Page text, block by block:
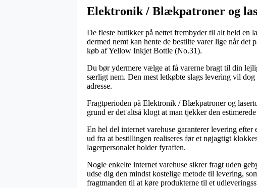
Elektronik / Blækpatroner og
De fleste butikker på nettet frembyder til alt held en
dermed nemt kan hente de bestilte varer lige når det
køb af Yellow Inkjet Bottle (No.31).
Du bør ydermere vælge at få varerne bragt til din
særligt nem. Den mest letkøbte slags levering vil
adresse.
Fragtperioden på Elektronik / Blækpatroner og
grund er det altså klogt at man tjekker den
En hel del internet varehuse garanterer levering
ud fra at bestillingen realiseres før et nøjagtigt
lagerpersonalet holder fyraften.
Nogle enkelte internet varehuse sikrer fragt uden
udse dig den mindst kostelige metode til levering,
fragtmanden til at køre produkterne til et